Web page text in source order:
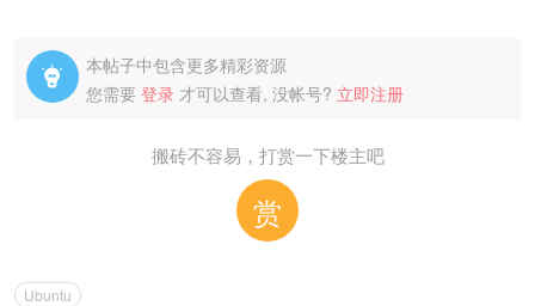

本帖子中包含更多精彩资源
您需要 登录 才可以查看, 没帐号? 立即注册
搬砖不容易，打赏一下楼主吧
赏
Ubuntu